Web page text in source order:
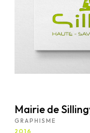
Mairie de
GRAPHISME
2016